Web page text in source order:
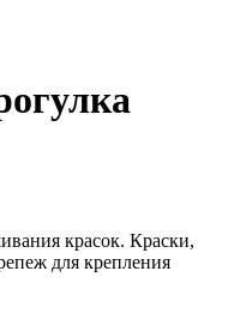
красок. Краски,
для крепления